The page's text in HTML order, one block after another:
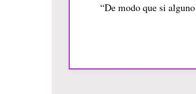
“De modo que si